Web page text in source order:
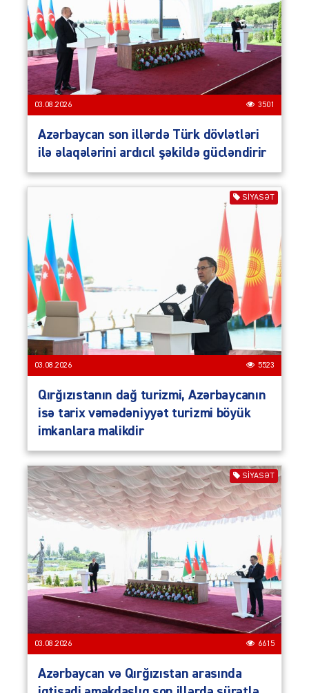
03.08.2026 3501
Azərbaycan son illərdə Türk dövlətləri
ilə əlaqələrini ardıcıl şəkildə gücləndirir
SIYASƏT
03.08.2026 5523
Qırğızıstanın dağ turizmi, Azərbaycanın
isə tarix vəmədəniyyət turizmi böyük
imkanlara malikdir
SIYASƏT
03.08.2026 6615
Azərbaycan və Qırğızıstan arasında